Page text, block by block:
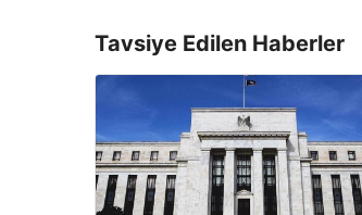
Tavsiye Edilen Haberler